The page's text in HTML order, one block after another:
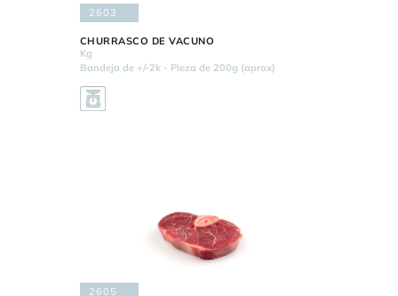
2603
CHURRASCO DE VACUNO
Kg
Bandeja de +/-2k - Pieza de 200g (aprox)
2605